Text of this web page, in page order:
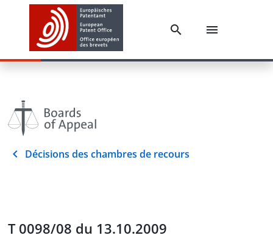
Décisions des chambres de recours
T 0098/08 du 13.10.2009